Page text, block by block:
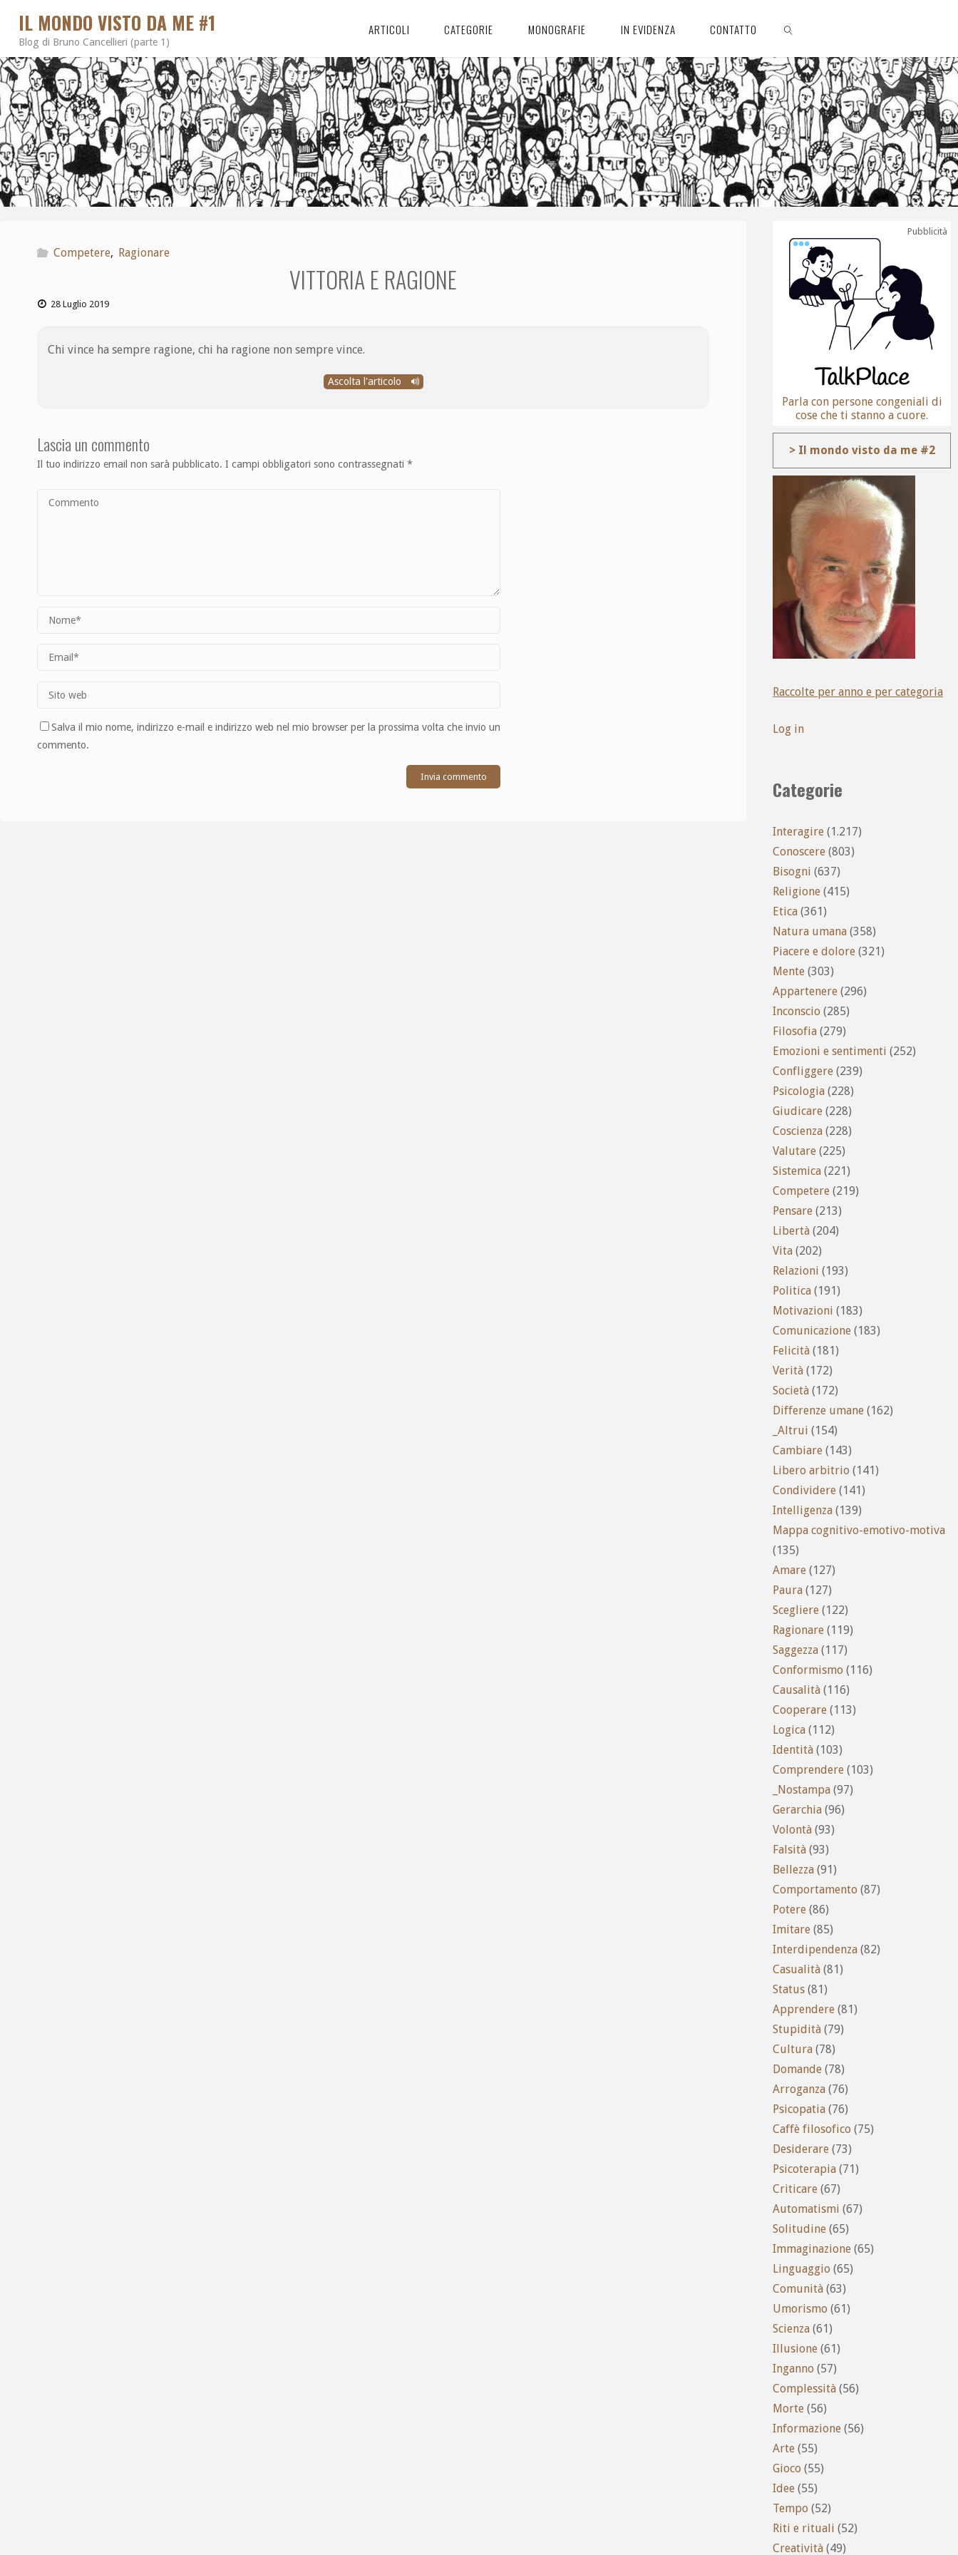
IL MONDO VISTO DA ME #1
Blog di Bruno Cancellieri (parte 1)
ARTICOLI CATEGORIE MONOGRAFIE IN EVIDENZA CONTATTO
CERCA
Competere, Ragionare
VITTORIA E RAGIONE
28 Luglio 2019
Chi vince ha sempre ragione, chi ha ragione non sempre vince.
Ascolta l'articolo
Lascia un commento
Il tuo indirizzo email non sarà pubblicato. I campi obbligatori sono contrassegnati*
Salva il mio nome, indirizzo e-mail e indirizzo web nel mio browser per la prossima volta che invio un
commento.
Pubblicità
Parla con persone congeniali di
cose che ti stanno a cuore.
> Il mondo visto da me #2
Raccolte per anno e per categoria
Log in
Categorie
Interagire (1.217)
Conoscere (803)
Bisogni (637)
Religione (415)
Etica (361)
Natura umana (358)
Piacere e dolore (321)
Mente (303)
Appartenere (296)
Inconscio (285)
Filosofia (279)
Emozioni e sentimenti (252)
Confliggere (239)
Psicologia (228)
Giudicare (228)
Coscienza (228)
Valutare (225)
Sistemica (221)
Competere (219)
Pensare (213)
Libertà (204)
Vita (202)
Relazioni (193)
Politica (191)
Motivazioni (183)
Comunicazione (183)
Felicità (181)
Verità (172)
Società (172)
Differenze umane (162)
_Altrui (154)
Cambiare (143)
Libero arbitrio (141)
Condividere (141)
Intelligenza (139)
Mappa cognitivo-emotivo-motiva
(135)
Amare (127)
Paura (127)
Scegliere (122)
Ragionare (119)
Saggezza (117)
Conformismo (116)
Causalità (116)
Cooperare (113)
Logica (112)
Identità (103)
Comprendere (103)
_Nostampa (97)
Gerarchia (96)
Volontà (93)
Falsità (93)
Bellezza (91)
Comportamento (87)
Potere (86)
Imitare (85)
Interdipendenza (82)
Casualità (81)
Status (81)
Apprendere (81)
Stupidità (79)
Cultura (78)
Domande (78)
Arroganza (76)
Psicopatia (76)
Caffè filosofico (75)
Desiderare (73)
Psicoterapia (71)
Criticare (67)
Automatismi (67)
Solitudine (65)
Immaginazione (65)
Linguaggio (65)
Comunità (63)
Umorismo (61)
Scienza (61)
Illusione (61)
Inganno (57)
Complessità (56)
Morte (56)
Informazione (56)
Arte (55)
Gioco (55)
Idee (55)
Tempo (52)
Riti e rituali (52)
Creatività (49)